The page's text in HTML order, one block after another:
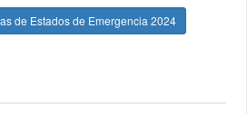
de Estados de Emergencia 2024